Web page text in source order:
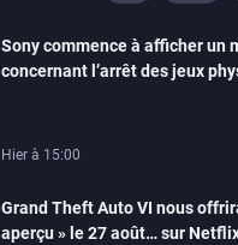
ps4
xbox
switch 2
Sony commence à afficher un
concernant l’arrêt des jeux
Hier à 15:00
Grand Theft Auto VI nous
aperçu » le 27 août… sur